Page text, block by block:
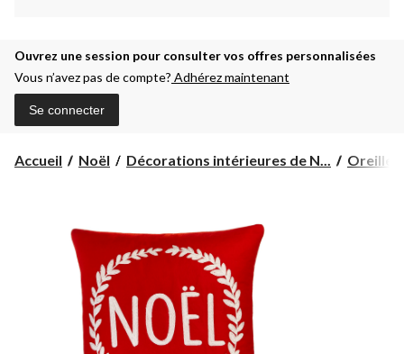
Ouvrez une session pour consulter vos offres personnalisées
Vous n’avez pas de compte? Adhérez maintenant
Se connecter
Accueil Noël Décorations intérieures de N...